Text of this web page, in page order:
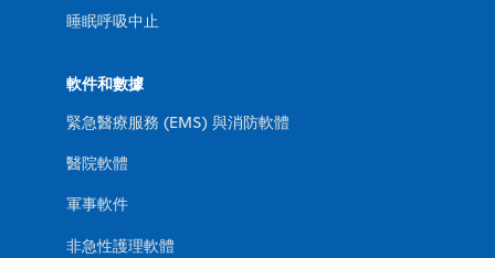
睡眠呼吸中止
軟件和數據
緊急醫療服務 (EMS) 與消防軟體
醫院軟體
軍事軟件
非急性護理軟體